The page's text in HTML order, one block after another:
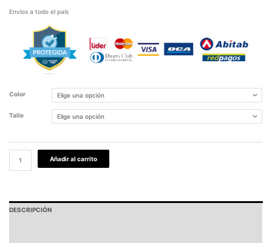
Envíos a todo el país
Color
Talle
Añadir al carrito
DESCRIPCIÓN